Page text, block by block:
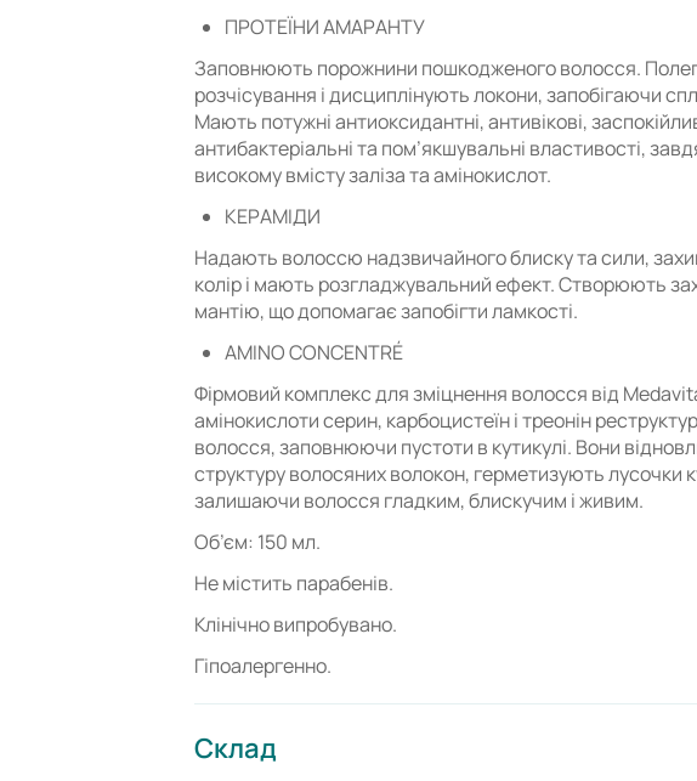
ПРОТЕЇНИ АМАРАНТУ
Заповнюють порожнини пошкодженого волосся.
розчісування і дисциплінують локони, запобігаючи
Мають потужні антиоксидантні, антивікові,
антибактеріальні та пом’якшувальні властивості,
високому вмісту заліза та амінокислот.
КЕРАМІДИ
Надають волоссю надзвичайного блиску та сили,
колір і мають розгладжувальний ефект. Створюють
мантію, що допомагає запобігти ламкості.
AMINO CONCENTRÉ
Фірмовий комплекс для зміцнення волосся від
амінокислоти серин, карбоцистеїн і треонін
волосся, заповнюючи пустоти в кутикулі. Вони
структуру волосяних волокон, герметизують лусочки
залишаючи волосся гладким, блискучим і живим.
Об’єм: 150 мл.
Не містить парабенів.
Клінічно випробувано.
Гіпоалергенно.
Склад